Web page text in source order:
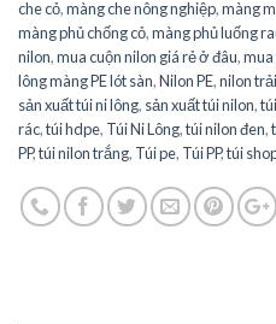
che cỏ,màng che nông nghiệp,màng
màng phủ chống cỏ,màng phủ luống
nilon,mua cuộn nilon giá rẻ ở đâu,mua
lông màng PE lót sàn,Nilon PE,nilon
sản xuất túi ni lông, sản xuất túi nilon,
rác,túi hdpe, Túi Ni Lông,túi nilon đen,
PP,túi nilon trắng, Túi pe, Túi PP,túi